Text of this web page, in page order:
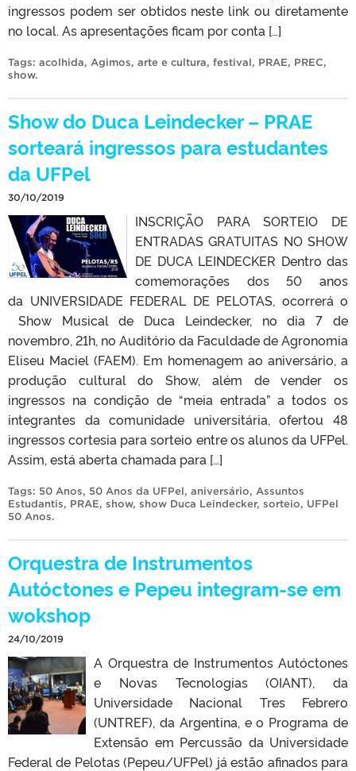
ingressos podem ser obtidos neste link ou diretamente
no local. As apresentações ficam por conta […]
Tags: acolhida, Agimos, arte e cultura, festival, PRAE, PREC,
show.
Show do Duca Leindecker – PRAE
sorteará ingressos para estudantes
da UFPel
30/10/2019
INSCRIÇÃO PARA SORTEIO DE
ENTRADAS GRATUITAS NO SHOW
DE DUCA LEINDECKER Dentro das
comemorações dos 50 anos
da UNIVERSIDADE FEDERAL DE PELOTAS, ocorrerá o
Show Musical de Duca Leindecker, no dia 7 de
novembro, 21h, no Auditório da Faculdade de Agronomia
Eliseu Maciel (FAEM). Em homenagem ao aniversário, a
produção cultural do Show, além de vender os
ingressos na condição de “meia entrada” a todos os
integrantes da comunidade universitária, ofertou 48
ingressos cortesia para sorteio entre os alunos da UFPel.
Assim, está aberta chamada para […]
Tags: 50 Anos, 50 Anos da UFPel, aniversário, Assuntos
Estudantis, PRAE, show, show Duca Leindecker, sorteio, UFPel
50 Anos.
Orquestra de Instrumentos
Autóctones e Pepeu integram-se em
wokshop
24/10/2019
A Orquestra de Instrumentos Autóctones
e Novas Tecnologias (OIANT), da
Universidade Nacional Tres Febrero
(UNTREF), da Argentina, e o Programa de
Extensão em Percussão da Universidade
Federal de Pelotas (Pepeu/UFPel) já estão afinados para